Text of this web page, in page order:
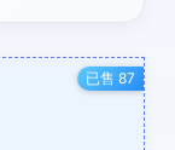
已售 87